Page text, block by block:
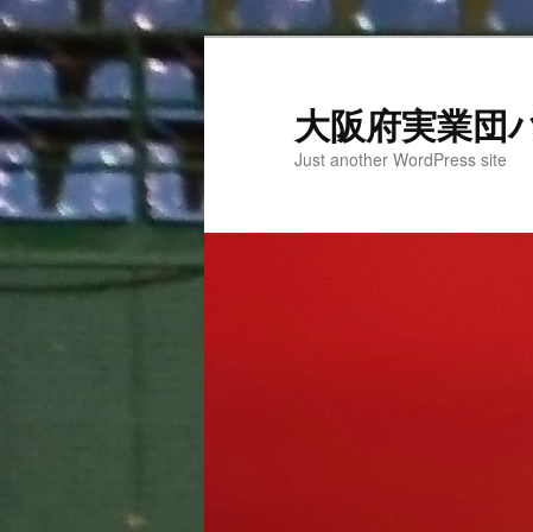
大阪府実業団
Just another WordPress site